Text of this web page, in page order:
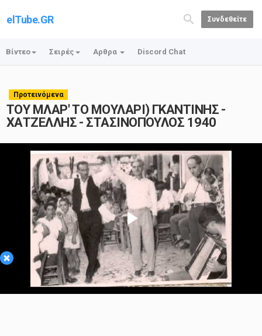
elTube.GR Συνδεθείτε
Βίντεο Σειρές Αρθρα Discord Chat
Προτεινόμενα
ΤΟΥ ΜΛΑΡ' ΤΟ ΜΟΥΛΑΡΙ) ΓΚΑΝΤΙΝΗΣ -
ΧΑΤΖΕΛΛΗΣ - ΣΤΑΣΙΝΟΠΟΥΛΟΣ 1940
×
Play
Video